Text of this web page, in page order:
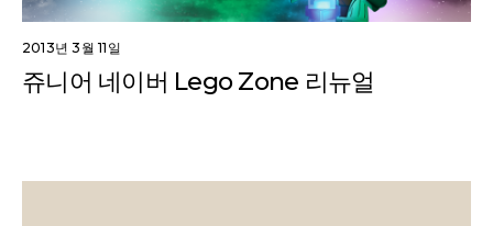
2013년 3월 11일
쥬니어 네이버 Lego Zone 리뉴얼